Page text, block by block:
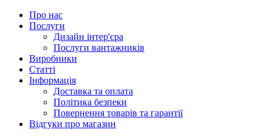
Про нас
Послуги
Дизайн інтер'єра
Послуги вантажників
Виробники
Статті
Інформація
Доставка та оплата
Політика безпеки
Повернення товарів та гарантії
Відгуки про магазин